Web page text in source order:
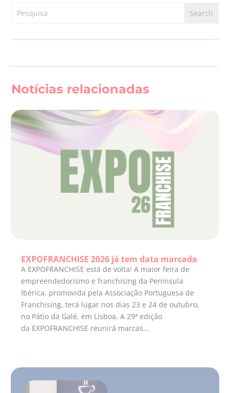
Notícias relacionadas
EXPOFRANCHISE 2026 já tem data marcada
A EXPOFRANCHISE está de volta! A maior feira de
empreendedorismo e franchising da Península
Ibérica, promovida pela Associação Portuguesa de
Franchising, terá lugar nos dias 23 e 24 de outubro,
no Pátio da Galé, em Lisboa. A 29ª edição
da EXPOFRANCHISE reunirá marcas...